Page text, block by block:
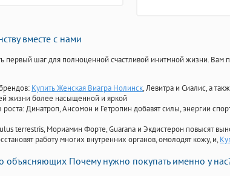
вместе с нами
первый шаг для полноценной счастливой инитмной жизни. Вам
Купить Женская Виагра Нолинск, Левитра и Сиалис, а
жизни более насыщенной и яркой
роста: Динатроп, Ансомон и Гетропин добавят силы, энергии
terrestris, Мориамин Форте, Guarana и Экдистерон повысят
работу многих внутренних органов, омолодят кожу, и,
объясняющих Почему нужно покупать именно у